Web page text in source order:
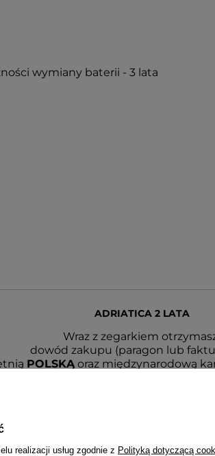
wymiany baterii - 3 lata
ADRIATICA 2 LATA
Wraz z zegarkiem
dowód zakupu (paragon lub
POLSKĄoraz międzynarodową
jest przez serwis centralny
realizacji usług zgodnie z Polityką dotyczącą